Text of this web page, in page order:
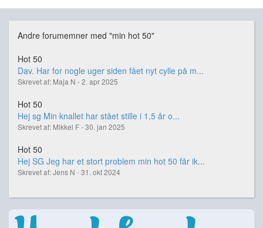
Andre forumemner med "min hot 50"
Hot 50
Dav. Har for nogle uger siden fået nyt cylle på m...
Skrevet af: Maja N - 2. apr 2025
Hot 50
Hej sg Min knallet har stået stille i 1,5 år o...
Skrevet af: Mikkel F - 30. jan 2025
Hot 50
Hej SG Jeg har et stort problem min hot 50 får ik...
Skrevet af: Jens N - 31. okt 2024